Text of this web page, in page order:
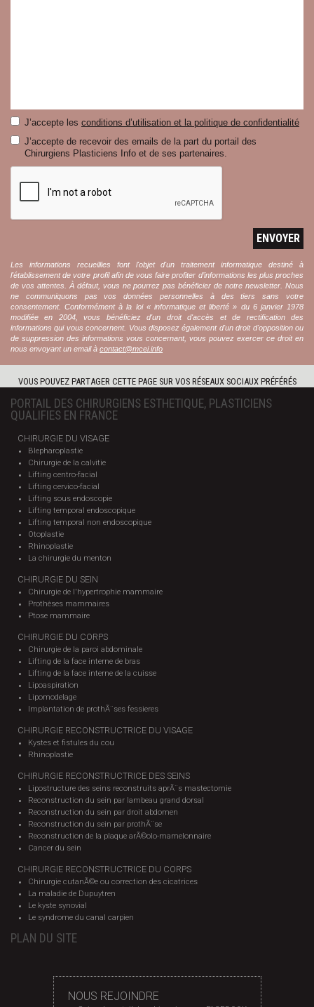
J’accepte les conditions d’utilisation et la politique de confidentialité
J’accepte de recevoir des emails de la part du portail des
Chirurgiens Plasticiens Info et de ses partenaires.
ENVOYER
Les informations recueillies font l'objet d'un traitement informatique destiné à
l'établissement de votre profil afin de vous faire profiter d’informations les plus proches
de vos attentes. À défaut, vous ne pourrez pas bénéficier de notre newsletter. Nous
ne communiquons pas vos données personnelles à des tiers sans votre
consentement. Conformément à la loi « informatique et liberté » du 6 janvier 1978
modifiée en 2004, vous bénéficiez d'un droit d'accès et de rectification des
informations qui vous concernent. Vous disposez également d'un droit d'opposition ou
de suppression des informations vous concernant, vous pouvez exercer ce droit en
nous envoyant un email à contact@mcei.info
VOUS POUVEZ PARTAGER CETTE PAGE SUR VOS RÉSEAUX SOCIAUX PRÉFÉRÉS
PORTAIL DES CHIRURGIENS ESTHETIQUE, PLASTICIENS
QUALIFIES EN FRANCE
CHIRURGIE DU VISAGE
Blepharoplastie
Chirurgie de la calvitie
Lifting centro-facial
Lifting cervico-facial
Lifting sous endoscopie
Lifting temporal endoscopique
Lifting temporal non endoscopique
Otoplastie
Rhinoplastie
La chirurgie du menton
CHIRURGIE DU SEIN
Chirurgie de l'hypertrophie mammaire
Prothèses mammaires
Ptose mammaire
CHIRURGIE DU CORPS
Chirurgie de la paroi abdominale
Lifting de la face interne de bras
Lifting de la face interne de la cuisse
Lipoaspiration
Lipomodelage
Implantation de prothÃ¨ses fessieres
CHIRURGIE RECONSTRUCTRICE DU VISAGE
Kystes et fistules du cou
Rhinoplastie
CHIRURGIE RECONSTRUCTRICE DES SEINS
Lipostructure des seins reconstruits aprÃ¨s mastectomie
Reconstruction du sein par lambeau grand dorsal
Reconstruction du sein par droit abdomen
Reconstruction du sein par prothÃ¨se
Reconstruction de la plaque arÃ©olo-mamelonnaire
Cancer du sein
CHIRURGIE RECONSTRUCTRICE DU CORPS
Chirurgie cutanÃ©e ou correction des cicatrices
La maladie de Dupuytren
Le kyste synovial
Le syndrome du canal carpien
PLAN DU SITE
NOUS REJOINDRE